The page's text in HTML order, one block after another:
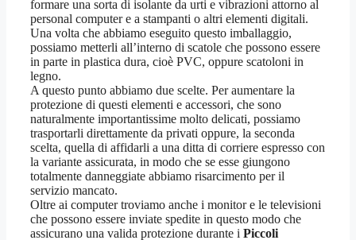
formare una sorta di isolante da urti e vibrazioni attorno al
personal computer e a stampanti o altri elementi digitali.
Una volta che abbiamo eseguito questo imballaggio,
possiamo metterli all’interno di scatole che possono essere
in parte in plastica dura, cioè PVC, oppure scatoloni in
legno.
A questo punto abbiamo due scelte. Per aumentare la
protezione di questi elementi e accessori, che sono
naturalmente importantissime molto delicati, possiamo
trasportarli direttamente da privati oppure, la seconda
scelta, quella di affidarli a una ditta di corriere espresso con
la variante assicurata, in modo che se esse giungono
totalmente danneggiate abbiamo risarcimento per il
servizio mancato.
Oltre ai computer troviamo anche i monitor e le televisioni
che possono essere inviate spedite in questo modo che
assicurano una valida protezione durante i Piccoli